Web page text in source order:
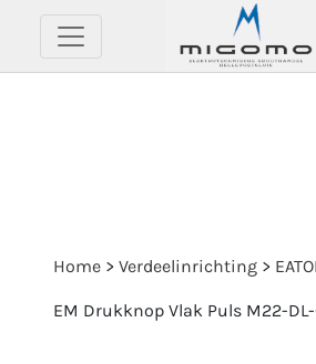
Home > Verdeelinrichting >
EM Drukknop Vlak Puls M22-DL-